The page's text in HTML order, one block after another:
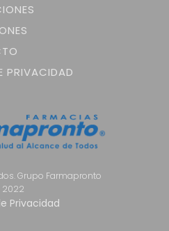
PRIVACIDAD
Grupo Farmapronto
2022
Privacidad